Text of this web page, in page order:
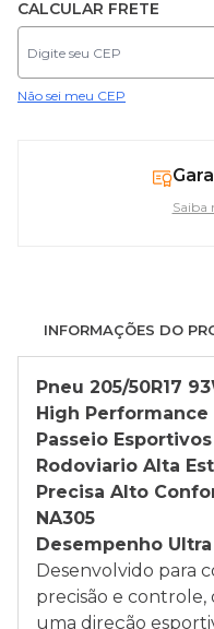
CALCULAR FRETE
Não sei meu CEP
Saiba
INFORMAÇÕES DO
Pneu 205/50R17
High Performance
Passeio
Rodoviario Alta
Precisa Alto
NA305
Desempenho
Desenvolvido para
precisão e
uma direção